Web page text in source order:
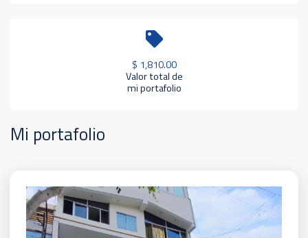
$ 1,810.00
Valor total de
mi portafolio
Mi portafolio